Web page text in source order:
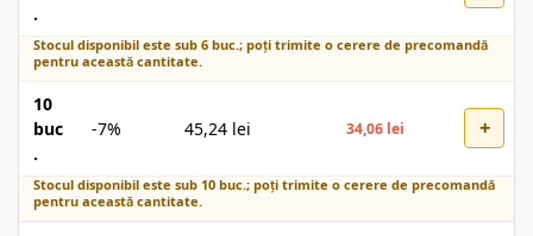
.
Stocul disponibil este sub 6 buc.; poți trimite o cerere de precomandă
pentru această cantitate.
10
buc
.
-7% 45,24 lei 34,06 lei +
Stocul disponibil este sub 10 buc.; poți trimite o cerere de precomandă
pentru această cantitate.